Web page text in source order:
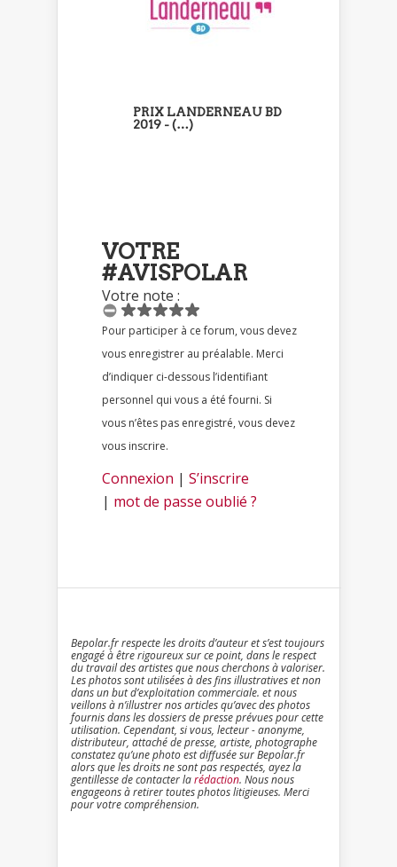
PRIX LANDERNEAU BD
2019 - (…)
VOTRE
#AVISPOLAR
Votre note :
Pour participer à ce forum, vous devez
vous enregistrer au préalable. Merci
d’indiquer ci-dessous l’identifiant
personnel qui vous a été fourni. Si
vous n’êtes pas enregistré, vous devez
vous inscrire.
Connexion | S’inscrire
| mot de passe oublié ?
Bepolar.fr respecte les droits d’auteur et s’est toujours
engagé à être rigoureux sur ce point, dans le respect
du travail des artistes que nous cherchons à valoriser.
Les photos sont utilisées à des fins illustratives et non
dans un but d’exploitation commerciale. et nous
veillons à n’illustrer nos articles qu’avec des photos
fournis dans les dossiers de presse prévues pour cette
utilisation. Cependant, si vous, lecteur - anonyme,
distributeur, attaché de presse, artiste, photographe
constatez qu’une photo est diffusée sur Bepolar.fr
alors que les droits ne sont pas respectés, ayez la
gentillesse de contacter larédaction. Nous nous
engageons à retirer toutes photos litigieuses. Merci
pour votre compréhension.